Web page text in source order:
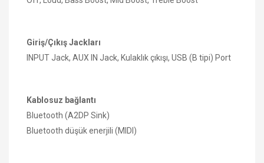
Giriş/Çıkış Jackları
INPUT Jack, AUX IN Jack, Kulaklık çıkışı, USB (B tipi) Port
Kablosuz bağlantı
Bluetooth (A2DP Sink)
Bluetooth düşük enerjili (MIDI)